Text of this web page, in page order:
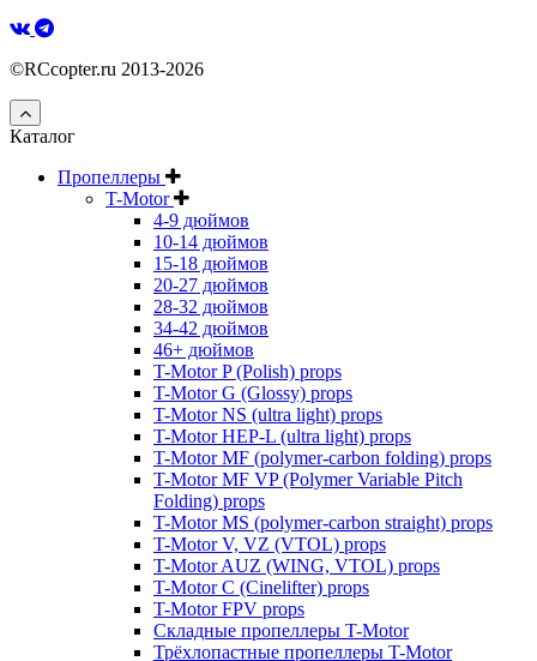
©RCcopter.ru 2013-2026
Каталог
Пропеллеры
T-Motor
4-9 дюймов
10-14 дюймов
15-18 дюймов
20-27 дюймов
28-32 дюймов
34-42 дюймов
46+ дюймов
T-Motor P (Polish) props
T-Motor G (Glossy) props
T-Motor NS (ultra light) props
T-Motor HEP-L (ultra light) props
T-Motor MF (polymer-carbon folding) props
T-Motor MF VP (Polymer Variable Pitch
Folding) props
T-Motor MS (polymer-carbon straight) props
T-Motor V, VZ (VTOL) props
T-Motor AUZ (WING, VTOL) props
T-Motor C (Cinelifter) props
T-Motor FPV props
Складные пропеллеры T-Motor
Трёхлопастные пропеллеры T-Motor